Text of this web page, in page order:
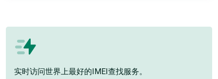
实时访问世界上最好的IMEI查找服务。